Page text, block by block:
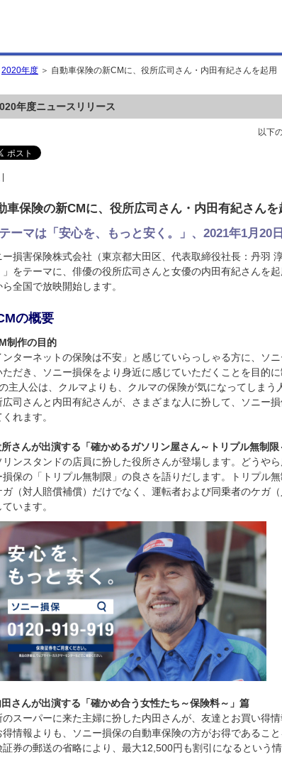
2020年度 ＞ 自動車保険の新CMに、役所広司さん・内田有紀さんを起用
年度ニュースリリース
以下
車保険の新CMに、役所広司さん・内田有紀さんを
ーマは「安心を、もっと安く。」、2021年1月20
ー損害保険株式会社（東京都大田区、代表取締役社長：丹羽
」をテーマに、俳優の役所広司さんと女優の内田有紀さんを
ら全国で放映開始します。
の概要
制作の目的
ンターネットの保険は不安」と感じていらっしゃる方に、ソ
ただき、ソニー損保をより身近に感じていただくことを目的に
主人公は、クルマよりも、クルマの保険が気になってしまう
広司さんと内田有紀さんが、さまざまな人に扮して、ソニー
くれます。
さんが出演する「確かめるガソリン屋さん～トリプル無制限
リンスタンドの店員に扮した役所さんが登場します。どうや
損保の「トリプル無制限」の良さを語りだします。トリプル
ガ（対人賠償補償）だけでなく、運転者および同乗者のケガ
います。
さんが出演する「確かめ合う女性たち～保険料～」篇
のスーパーに来た主婦に扮した内田さんが、友達とお買い得
得情報よりも、ソニー損保の自動車保険の方がお得であるこ
証券の郵送の省略により、最大12,500円も割引になるという